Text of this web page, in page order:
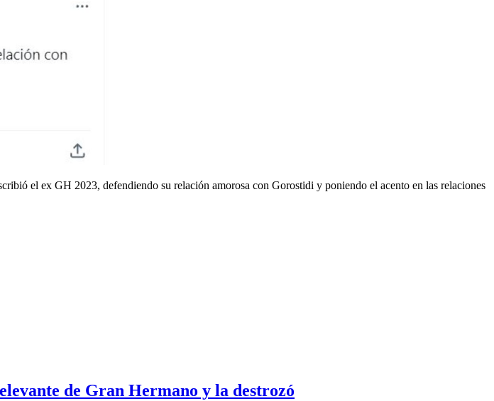
el ex GH 2023, defendiendo su relación amorosa con Gorostidi y poniendo el acento en las relaciones
de Gran Hermano y la destrozó